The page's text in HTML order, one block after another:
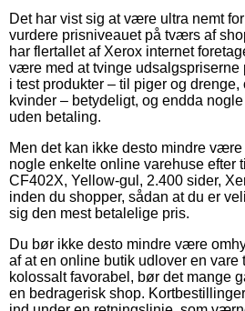
Det har vist sig at være ultra nemt
vurdere prisniveauet på tværs af
har flertallet af Xerox internet
være med at tvinge udsalgspriserne
i test produkter – til piger og
kvinder – betydeligt, og endda
uden betaling.
Men det kan ikke desto mindre
nogle enkelte online varehuse efter
CF402X, Yellow-gul, 2.400 sider,
inden du shopper, sådan at du er
sig den mest betalelige pris.
Du bør ikke desto mindre være
af at en online butik udlover en vare
kolossalt favorabel, bør det mange
en bedragerisk shop.